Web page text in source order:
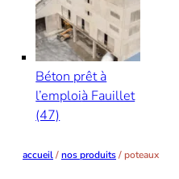
Béton prêt à
l’emploià Fauillet
(47)
accueil/nos produits/poteaux